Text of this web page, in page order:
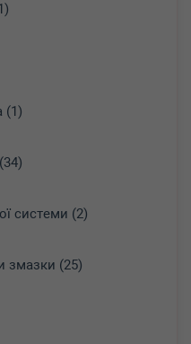
(1)
системи (2)
змазки (25)